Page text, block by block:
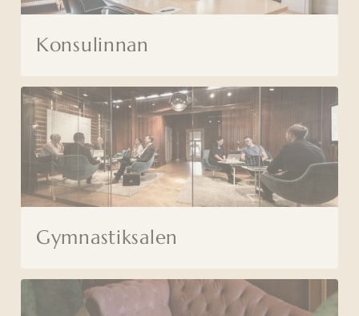
Konsulinnan
Gymnastiksalen